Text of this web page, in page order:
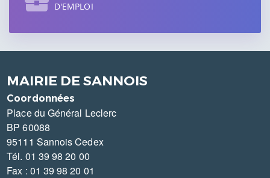
D'EMPLOI
MAIRIE DE SANNOIS
Coordonnées
Place du Général Leclerc
BP 60088
95111 Sannois Cedex
Tél. 01 39 98 20 00
Fax : 01 39 98 20 01